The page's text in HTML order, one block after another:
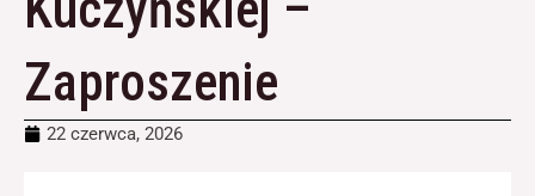
Zaproszenie
22 czerwca, 2026